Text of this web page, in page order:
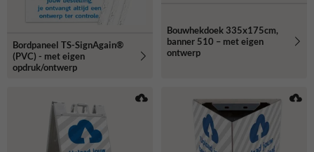
Bordpaneel TS-SignAgain®
(PVC) - met eigen
opdruk/ontwerp
Bouwhekdoek 335x175cm,
banner 510 – met eigen
ontwerp